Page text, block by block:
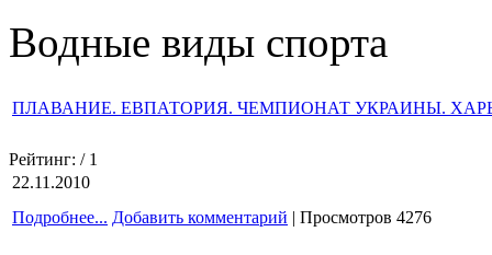
Водные виды спорта
ПЛАВАНИЕ. ЕВПАТОРИЯ. ЧЕМПИОНАТ УКРАИНЫ.
Рейтинг: / 1
22.11.2010
Подробнее... Добавить комментарий | Просмотров 4276